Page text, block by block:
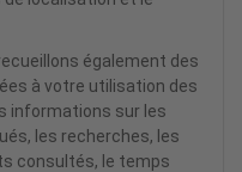
recueillons également des
à votre utilisation des
informations sur les
les recherches, les
consultés, le temps